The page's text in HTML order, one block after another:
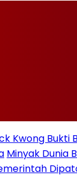
Kwong Bukti
Minyak Dunia